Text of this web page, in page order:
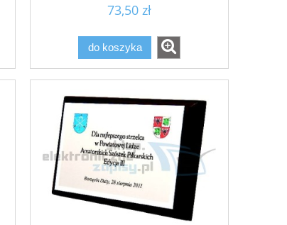
73,50 zł
do koszyka